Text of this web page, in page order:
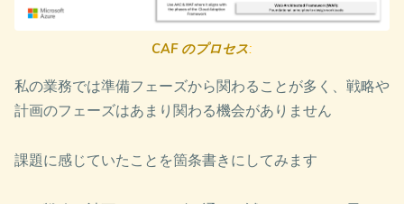
CAF のプロセス:
私の業務では準備フェーズから関わることが多く、戦略や
計画のフェーズはあまり関わる機会がありません
課題に感じていたことを箇条書きにしてみます